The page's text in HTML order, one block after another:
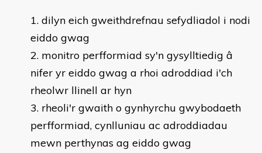
dilyn eich gweithdrefnau sefydliadol i nodi
eiddo gwag
monitro perfformiad sy'n gysylltiedig â
nifer yr eiddo gwag a rhoi adroddiad i'ch
rheolwr llinell ar hyn
rheoli'r gwaith o gynhyrchu gwybodaeth
perfformiad, cynlluniau ac adroddiadau
mewn perthynas ag eiddo gwag